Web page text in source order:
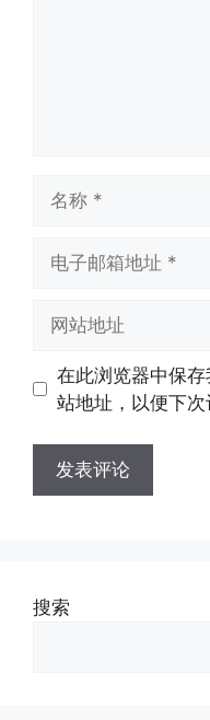
址
址
在此浏览器中保
站地址，以便下次
搜索